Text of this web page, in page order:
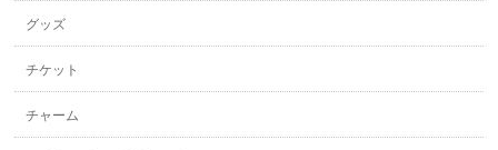
グッズ
チケット
チャーム